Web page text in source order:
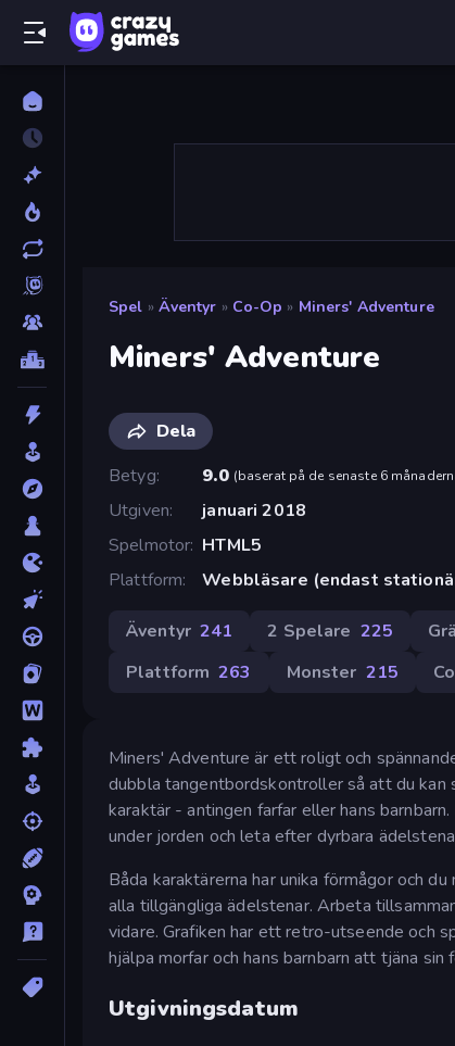
Spel » Äventyr » Co-Op » Miners' Adventure
Miners' Adventure
Dela
Betyg
9.0 (baserat på de senaste 6
Utgiven
januari 2018
Spelmotor HTML5
Plattform
Webbläsare (endast
Äventyr 241 2 Spelare 225
Plattform 263 Monster 215
Miners' Adventure är ett roligt och
dubbla tangentbordskontroller så att du kan
karaktär - antingen farfar eller hans
under jorden och leta efter dyrbara
Båda karaktärerna har unika förmågor och
alla tillgängliga ädelstenar. Arbeta
vidare. Grafiken har ett retro-utseende och
hjälpa morfar och hans barnbarn att tjäna sin
Utgivningsdatum